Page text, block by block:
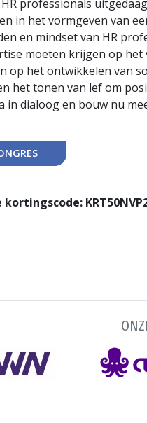
professionals
in het vormgeven van
en mindset van HR
moeten krijgen op
op het ontwikkelen van
het tonen van lef om
in dialoog en bouw nu
kortingscode: